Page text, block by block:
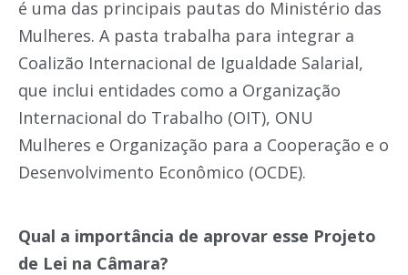
é uma das principais pautas do Ministério das
Mulheres. A pasta trabalha para integrar a
Coalizão Internacional de Igualdade Salarial,
que inclui entidades como a Organização
Internacional do Trabalho (OIT), ONU
Mulheres e Organização para a Cooperação e o
Desenvolvimento Econômico (OCDE).
Qual a importância de aprovar esse Projeto
de Lei na Câmara?